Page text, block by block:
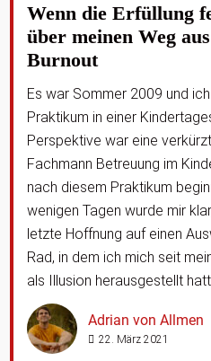
Wenn die Erfüllung
über meinen Weg
Burnout
Es war Sommer 2009 und
Praktikum in einer
Perspektive war eine
Fachmann Betreuung im
nach diesem Praktikum
wenigen Tagen wurde mir
letzte Hoffnung auf einen
Rad, in dem ich mich seit
als Illusion herausgestellt
Adrian von Allmen
22. März 2021